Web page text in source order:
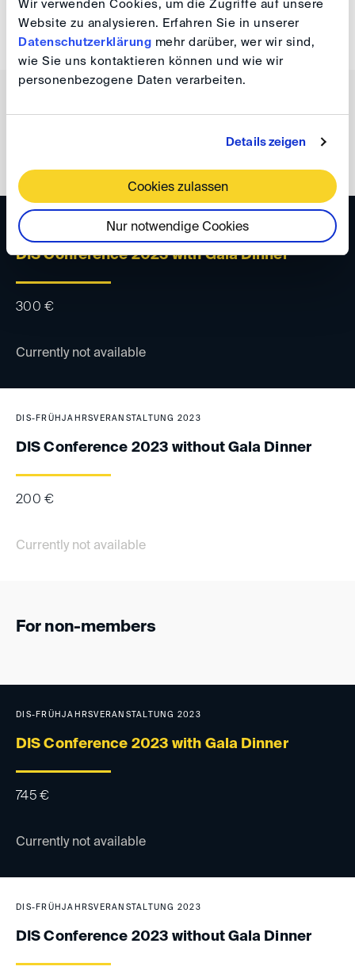
Wir verwenden Cookies, um die Zugriffe auf unsere
Website zu analysieren. Erfahren Sie in unserer
Datenschutzerklärung mehr darüber, wer wir sind,
wie Sie uns kontaktieren können und wie wir
personenbezogene Daten verarbeiten.
Details zeigen
Cookies zulassen
Nur notwendige Cookies
Currently not available
For public service employees & In-house
DIS-FRÜHJAHRSVERANSTALTUNG 2023
DIS Conference 2023 with Gala Dinner
300 €
Currently not available
DIS-FRÜHJAHRSVERANSTALTUNG 2023
DIS Conference 2023 without Gala Dinner
200 €
Currently not available
For non-members
DIS-FRÜHJAHRSVERANSTALTUNG 2023
DIS Conference 2023 with Gala Dinner
745€
Currently not available
DIS-FRÜHJAHRSVERANSTALTUNG 2023
DIS Conference 2023 without Gala Dinner